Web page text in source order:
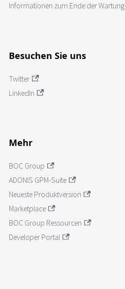
Informationen zum Ende der Wartung
Besuchen Sie uns
Twitter
LinkedIn
Mehr
BOC Group
ADONIS GPM-Suite
Neueste Produktversion
Marketplace
BOC Group Ressourcen
Developer Portal